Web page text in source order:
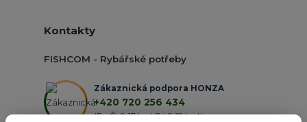
Kontakty
FISHCOM - Rybářské potřeby
Zákaznická podpora HONZA
+420 720 256 434
(Po-Čt 9-17 hod.,Pá 9-18 hod.)